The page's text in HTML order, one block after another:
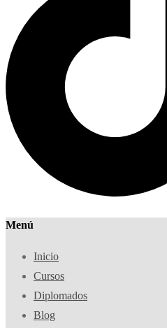
Menú
Inicio
Cursos
Diplomados
Blog